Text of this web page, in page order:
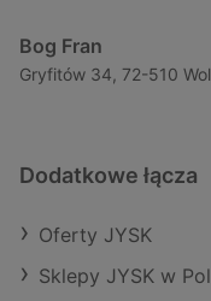
Bog Fran
Gryfitów 34, 72-510
Dodatkowe łącza
Oferty JYSK
Sklepy JYSK w